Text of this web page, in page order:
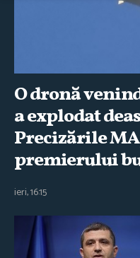
O dronă
a explodat
Precizările
premierului
ieri, 16:15